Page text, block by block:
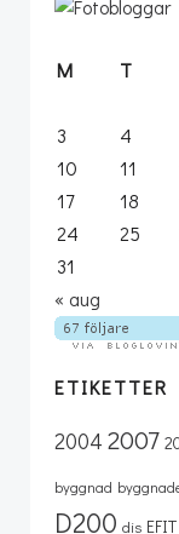
M
T
3
4
10
11
17
18
24
25
31
« aug
ETIKETTER
2004 2007
byggnad
D200 dis EFIT